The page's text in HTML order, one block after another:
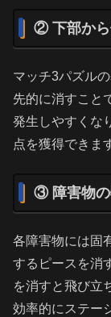
② 下部から
マッチ3パズル
先的に消すこと
発生しやすくな
点を獲得できま
③ 障害物の
各障害物には固
するピースを消
を消すと飛び立
効率的にステー